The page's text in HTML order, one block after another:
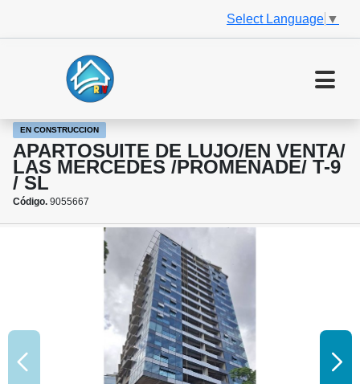
Select Language ▼
EN CONSTRUCCION
APARTOSUITE DE LUJO/EN VENTA/
LAS MERCEDES /PROMENADE/ T-9
/ SL
Código. 9055667